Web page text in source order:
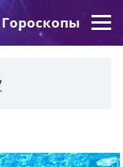
Гороскопы